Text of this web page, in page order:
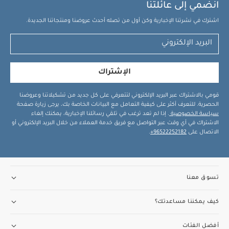
انضمي إلى عائلتنا
اشترك في نشرتنا الإخبارية وكن أول من تصله أحدث عروضنا ومنتجاتنا الجديدة.
الإشتراك
قومي بالاشتراك عبر البريد الإلكتروني لتتعرفي على كل جديد من تشكيلاتنا وعروضنا
الحصرية. للتعرف أكثر على كيفية التعامل مع البيانات الخاصة بك، يرجى زيارة صفحة
سياسة الخصوصية . إذا لم تعد ترغب في تلقي رسائلنا الإخبارية، يمكنك إلغاء
الاشتراك في أي وقت عبر التواصل مع فريق خدمة العملاء من خلال البريد الإلكتروني أو
الاتصال على 96522252182+
.
تسوق معنا
كيف يمكننا مساعدتك؟
أفضل الفئات